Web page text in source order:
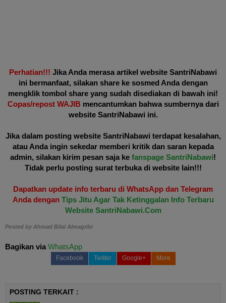
Perhatian!!! Jika Anda merasa artikel website SantriNabawi
ini bermanfaat, silakan share ke sosmed Anda dengan
mengklik tombol share yang sudah disediakan di bawah ini!
Copas/repost WAJIB mencantumkan bahwa sumbernya dari
website SantriNabawi ini.
Jika dalam posting website SantriNabawi terdapat kesalahan,
atau Anda ingin sekedar memberi kritik dan saran kepada
admin, silakan kirim pesan saja ke fanspage SantriNabawi!
Tidak perlu posting surat terbuka di website lain!!!
Dapatkan update info terbaru di WhatsApp dan Telegram
Anda dengan Tips Jitu Agar Tak Ketinggalan Info Terbaru
Website SantriNabawi.Com
Posted by Ahmad Bilal Almagribi
Bagikan via WhatsApp
Facebook Twitter Google+ More
POSTING TERKAIT :